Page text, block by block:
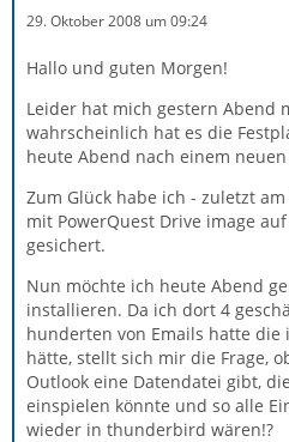
29. Oktober 2008 um 09:24
Hallo und guten Morgen!
Leider hat mich gestern Abend
wahrscheinlich hat es die
heute Abend nach einem
Zum Glück habe ich - zuletzt
mit PowerQuest Drive image
gesichert.
Nun möchte ich heute Abend
installieren. Da ich dort 4
hunderten von Emails hatte die
hätte, stellt sich mir die Frage,
Outlook eine Datendatei gibt,
einspielen könnte und so alle
wieder in thunderbird wären!?